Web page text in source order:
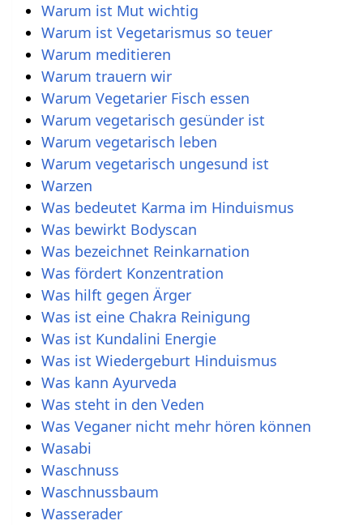
Warum ist Mut wichtig
Warum ist Vegetarismus so teuer
Warum meditieren
Warum trauern wir
Warum Vegetarier Fisch essen
Warum vegetarisch gesünder ist
Warum vegetarisch leben
Warum vegetarisch ungesund ist
Warzen
Was bedeutet Karma im Hinduismus
Was bewirkt Bodyscan
Was bezeichnet Reinkarnation
Was fördert Konzentration
Was hilft gegen Ärger
Was ist eine Chakra Reinigung
Was ist Kundalini Energie
Was ist Wiedergeburt Hinduismus
Was kann Ayurveda
Was steht in den Veden
Was Veganer nicht mehr hören können
Wasabi
Waschnuss
Waschnussbaum
Wasserader